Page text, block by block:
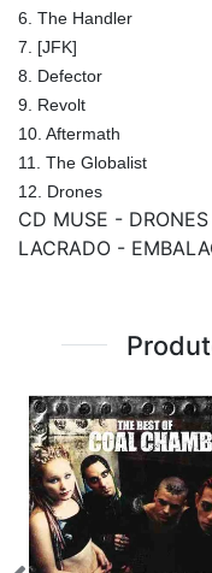
6. The Handler
7. [JFK]
8. Defector
9. Revolt
10. Aftermath
11. The Globalist
12. Drones
CD MUSE -
LACRADO -